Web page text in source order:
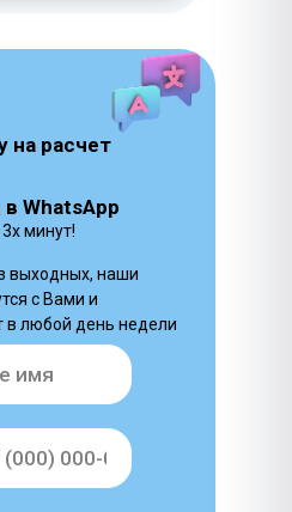
на расчет
WhatsApp
выходных, наши
с Вами и
в любой день недели
минут!